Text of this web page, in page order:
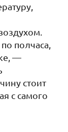
полчаса,
—
стоит
с самого